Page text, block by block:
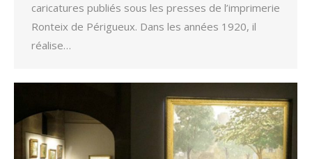
caricatures publiés sous les presses de l’imprimerie
Ronteix de Périgueux. Dans les années 1920, il
réalise…